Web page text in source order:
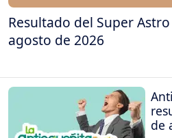
Resultado del Super
agosto de 2026
de